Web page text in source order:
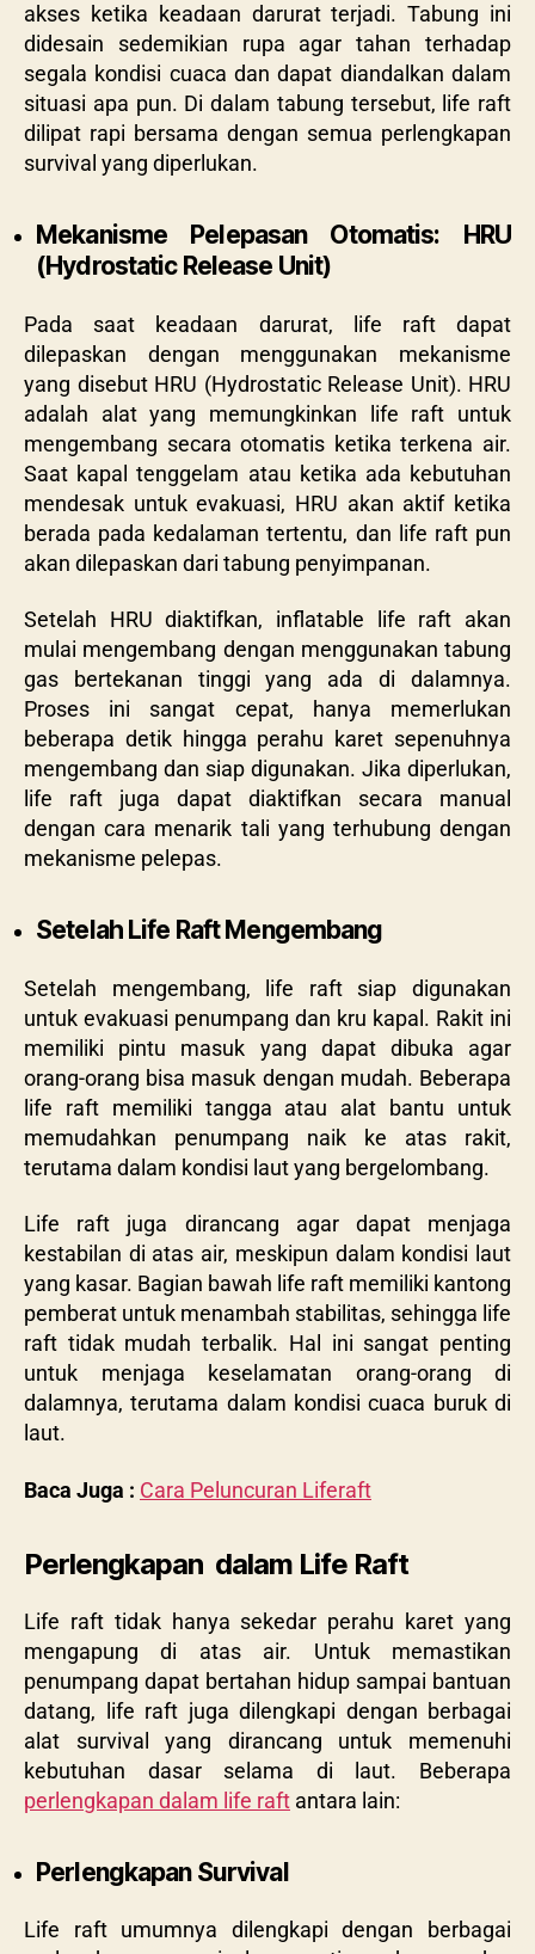
akses ketika keadaan darurat terjadi. Tabung ini
didesain sedemikian rupa agar tahan terhadap
segala kondisi cuaca dan dapat diandalkan dalam
situasi apa pun. Di dalam tabung tersebut, life raft
dilipat rapi bersama dengan semua perlengkapan
survival yang diperlukan.
Mekanisme Pelepasan Otomatis: HRU
(Hydrostatic Release Unit)
Pada saat keadaan darurat, life raft dapat
dilepaskan dengan menggunakan mekanisme
yang disebut HRU (Hydrostatic Release Unit). HRU
adalah alat yang memungkinkan life raft untuk
mengembang secara otomatis ketika terkena air.
Saat kapal tenggelam atau ketika ada kebutuhan
mendesak untuk evakuasi, HRU akan aktif ketika
berada pada kedalaman tertentu, dan life raft pun
akan dilepaskan dari tabung penyimpanan.
Setelah HRU diaktifkan, inflatable life raft akan
mulai mengembang dengan menggunakan tabung
gas bertekanan tinggi yang ada di dalamnya.
Proses ini sangat cepat, hanya memerlukan
beberapa detik hingga perahu karet sepenuhnya
mengembang dan siap digunakan. Jika diperlukan,
life raft juga dapat diaktifkan secara manual
dengan cara menarik tali yang terhubung dengan
mekanisme pelepas.
Setelah Life Raft Mengembang
Setelah mengembang, life raft siap digunakan
untuk evakuasi penumpang dan kru kapal. Rakit ini
memiliki pintu masuk yang dapat dibuka agar
orang-orang bisa masuk dengan mudah. Beberapa
life raft memiliki tangga atau alat bantu untuk
memudahkan penumpang naik ke atas rakit,
terutama dalam kondisi laut yang bergelombang.
Life raft juga dirancang agar dapat menjaga
kestabilan di atas air, meskipun dalam kondisi laut
yang kasar. Bagian bawah life raft memiliki kantong
pemberat untuk menambah stabilitas, sehingga life
raft tidak mudah terbalik. Hal ini sangat penting
untuk menjaga keselamatan orang-orang di
dalamnya, terutama dalam kondisi cuaca buruk di
laut.
Baca Juga : Cara Peluncuran Liferaft
Perlengkapan dalam Life Raft
Life raft tidak hanya sekedar perahu karet yang
mengapung di atas air. Untuk memastikan
penumpang dapat bertahan hidup sampai bantuan
datang, life raft juga dilengkapi dengan berbagai
alat survival yang dirancang untuk memenuhi
kebutuhan dasar selama di laut. Beberapa
perlengkapan dalam life raft antara lain:
Perlengkapan Survival
Life raft umumnya dilengkapi dengan berbagai